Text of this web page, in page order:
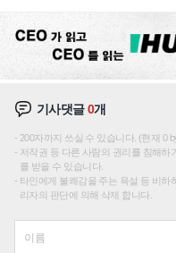
기사댓글0개
200자까지 쓰실 수 있습니다. (현재 0
저작권 등 다른 사람의 권리를 침해하
를 받을 수 있습니다.
타인에게 불쾌감을 주는 욕설 등 비
리자의 판단에 의해 삭제 합니다.